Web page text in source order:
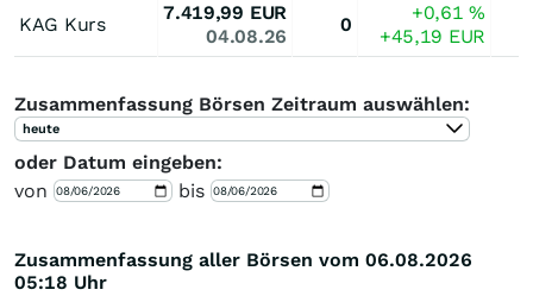
KAG Kurs
7.419,99 EUR
04.08.26
0
+0,61%
+45,19 EUR
Zusammenfassung Börsen Zeitraum auswählen:
heute
oder Datum eingeben:
von
bis
Zusammenfassung aller Börsen vom 06.08.2026
05:18 Uhr